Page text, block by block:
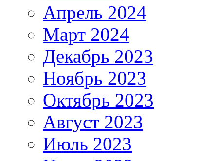
Апрель 2024
Март 2024
Декабрь 2023
Ноябрь 2023
Октябрь 2023
Август 2023
Июль 2023